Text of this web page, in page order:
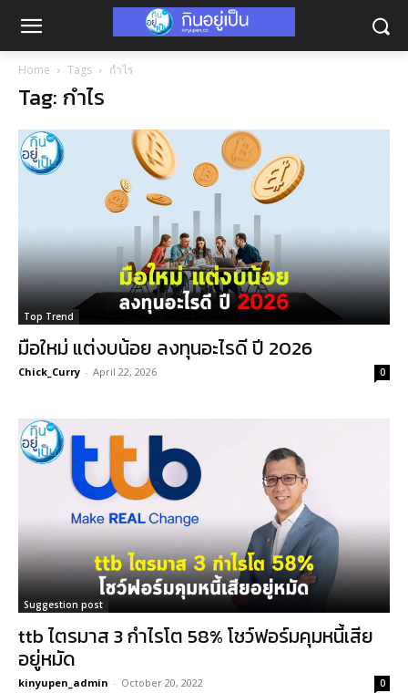
Home Tags กำไร
Tag: กำไร
Top Trend
มือใหม่ แต่งบน้อย ลงทุนอะไรดี ปี 2026
Chick_Curry - April 22, 2026 0
Suggestion post
ttb ไตรมาส 3 กำไรโต 58% โชว์ฟอร์มคุมหนี้เสีย
อยู่หมัด
kinyupen_admin - October 20, 2022 0